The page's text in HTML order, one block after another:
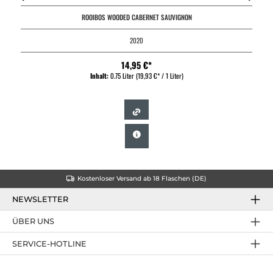
ROOIBOS WOODED CABERNET SAUVIGNON
2020
14,95 €*
Inhalt:0.75 Liter(19,93 €* / 1 Liter)
Kostenloser Versand ab 18 Flaschen (DE)
NEWSLETTER
SERVICE-HOTLINE
ÜBER UNS